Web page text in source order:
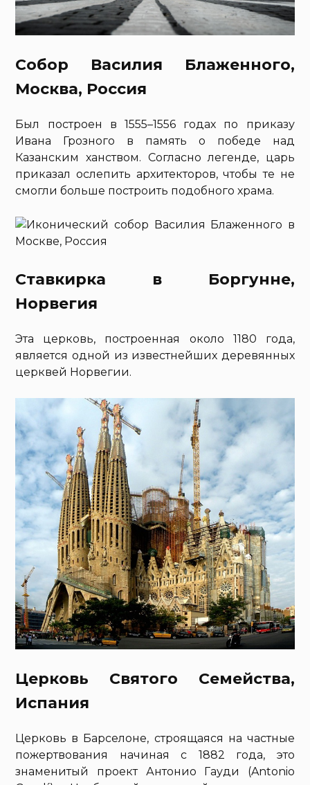
Собор Василия Блаженного,
Москва, Россия
Был построен в 1555–1556 годах по приказу
Ивана Грозного в память о победе над
Казанским ханством. Согласно легенде, царь
приказал ослепить архитекторов, чтобы те не
смогли больше построить подобного храма.
Ставкирка в Боргунне,
Норвегия
Эта церковь, построенная около 1180 года,
является одной из известнейших деревянных
церквей Норвегии.
Церковь Святого Семейства,
Испания
Церковь в Барселоне, строящаяся на частные
пожертвования начиная с 1882 года, это
знаменитый проект Антонио Гауди (Antonio